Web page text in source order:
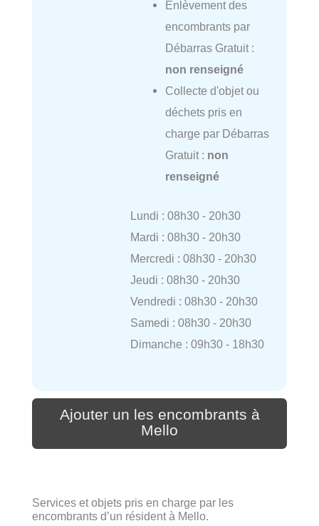
Enlèvement des
encombrants par
Débarras Gratuit :
non renseigné
Collecte d'objet ou
déchets pris en
charge par Débarras
Gratuit : non
renseigné
Lundi : 08h30 - 20h30
Mardi : 08h30 - 20h30
Mercredi : 08h30 - 20h30
Jeudi : 08h30 - 20h30
Vendredi : 08h30 - 20h30
Samedi : 08h30 - 20h30
Dimanche : 09h30 - 18h30
Ajouter un les encombrants à
Mello
Services et objets pris en charge par les
encombrants d’un résident à Mello.